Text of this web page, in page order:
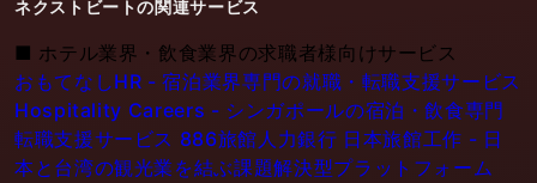
ネクストビートの関連サービス
■ ホテル業界・飲食業界の求職者様向けサービス
おもてなしHR - 宿泊業界専門の就職・転職支援サービス
Hospitality Careers - シンガポールの宿泊・飲食専門
転職支援サービス 886旅館人力銀行 日本旅館工作 - 日
本と台湾の観光業を結ぶ課題解決型プラットフォーム